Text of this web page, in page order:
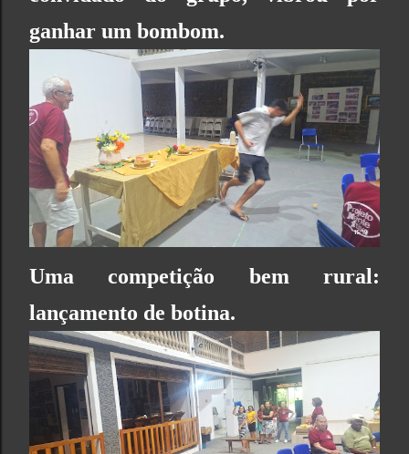
ganhar um bombom.
Uma competição bem rural:
lançamento de botina.